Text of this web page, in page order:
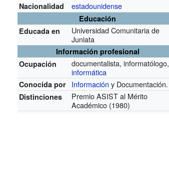
Nacionalidad estadounidense
Educación
Educada en
Universidad Comunitaria de
Juniata
Información profesional
Ocupación
documentalista, informatólogo,
informática
Conocida por Información y Documentación.
Distinciones
Premio ASIST al Mérito
Académico (1980)